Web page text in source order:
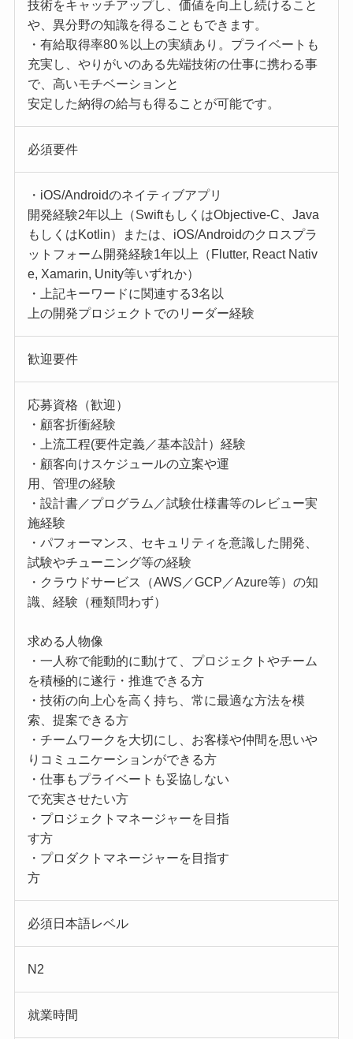
技術をキャッチアップし、価値を向上し続けること
や、異分野の知識を得ることもできます。
・有給取得率80％以上の実績あり。プライベートも
充実し、やりがいのある先端技術の仕事に携わる事
で、高いモチベーションと
安定した納得の給与も得ることが可能です。
必須要件
・iOS/Androidのネイティブアプリ
開発経験2年以上（SwiftもしくはObjective-C、Java
もしくはKotlin）または、iOS/Androidのクロスプラ
ットフォーム開発経験1年以上（Flutter, React Nativ
e, Xamarin, Unity等いずれか）
・上記キーワードに関連する3名以
上の開発プロジェクトでのリーダー経験
歓迎要件
応募資格（歓迎）
・顧客折衝経験
・上流工程(要件定義／基本設計）経験
・顧客向けスケジュールの立案や運
用、管理の経験
・設計書／プログラム／試験仕様書等のレビュー実
施経験
・パフォーマンス、セキュリティを意識した開発、
試験やチューニング等の経験
・クラウドサービス（AWS／GCP／Azure等）の知
識、経験（種類問わず）
求める人物像
・一人称で能動的に動けて、プロジェクトやチーム
を積極的に遂行・推進できる方
・技術の向上心を高く持ち、常に最適な方法を模
索、提案できる方
・チームワークを大切にし、お客様や仲間を思いや
りコミュニケーションができる方
・仕事もプライベートも妥協しない
で充実させたい方
・プロジェクトマネージャーを目指
す方
・プロダクトマネージャーを目指す
方
必須日本語レベル
N2
就業時間